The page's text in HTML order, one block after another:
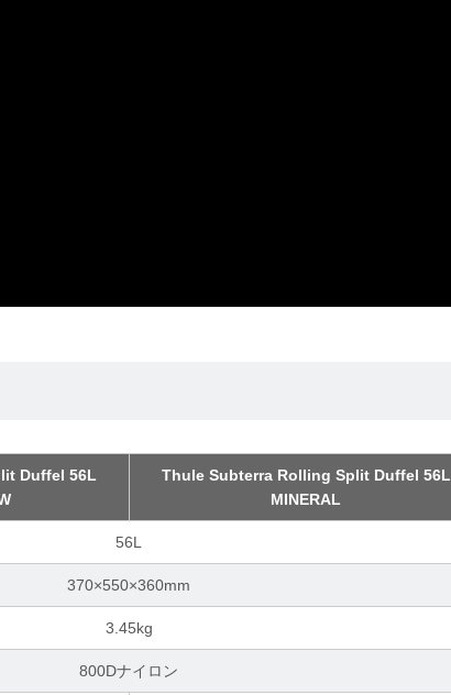
Duffel 56L
Thule Subterra Rolling Split Duffel 56L
MINERAL
56L
370×550×360mm
3.45kg
800Dナイロン